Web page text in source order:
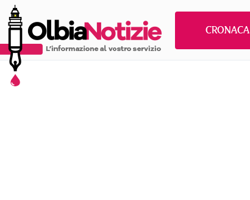
CRONACA